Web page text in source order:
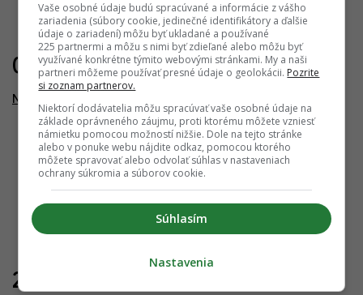
03.03.2023
Nesto
24.08.2022
Vaše osobné údaje budú spracúvané a informácie z vášho
zariadenia (súbory cookie, jedinečné identifikátory a ďalšie
údaje o zariadení) môžu byť ukladané a používané
225 partnermi a môžu s nimi byť zdieľané alebo môžu byť
využívané konkrétne týmito webovými stránkami. My a naši
partneri môžeme používať presné údaje o geolokácii. Pozrite
si zoznam partnerov.
Niektorí dodávatelia môžu spracúvať vaše osobné údaje na
základe oprávneného záujmu, proti ktorému môžete vzniesť
námietku pomocou možností nižšie. Dole na tejto stránke
alebo v ponuke webu nájdite odkaz, pomocou ktorého
môžete spravovať alebo odvolať súhlas v nastaveniach
ochrany súkromia a súborov cookie.
Súhlasím
Nastavenia